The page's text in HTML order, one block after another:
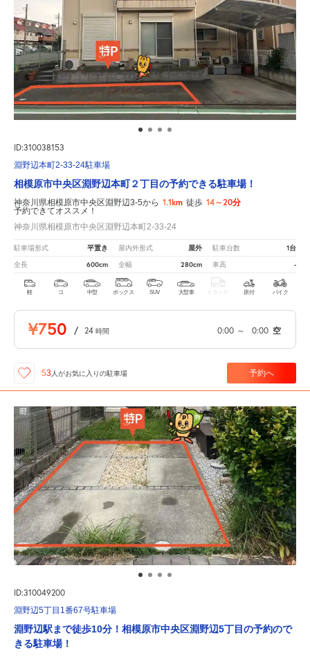
ID:310038153
淵野辺本町2-33-24駐車場
相模原市中央区淵野辺本町２丁目の予約できる駐車場！
神奈川県相模原市中央区淵野辺3-5から 1.1km 徒歩 14～20分
予約できてオススメ！
神奈川県相模原市中央区淵野辺本町2-33-24
駐車場形式 平置き 屋内外形式 屋外 駐車台数 1台
全長 600cm 全幅 280cm 車高 -
軽 コ 中型 ボックス SUV 大型車 トラック 原付 バイク
¥750 / 24 時間 0:00 ～ 0:00 空
53人がお気に入りの駐車場 予約へ
ID:310049200
淵野辺5丁目1番67号駐車場
淵野辺駅まで徒歩10分！相模原市中央区淵野辺5丁目の予約ので
きる駐車場！